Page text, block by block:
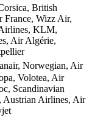
British
France, Wizz Air,
KLM,
Air Algérie,
Norwegian, Air
Volotea, Air
Scandinavian
Austrian Airlines, Air